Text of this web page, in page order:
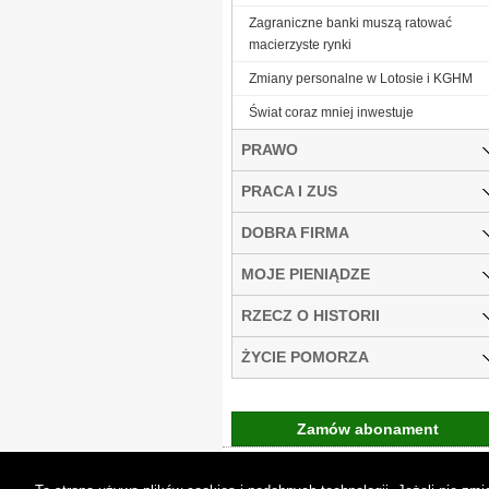
Zagraniczne banki muszą ratować
macierzyste rynki
Zmiany personalne w Lotosie i KGHM
Świat coraz mniej inwestuje
PRAWO
PRACA I ZUS
DOBRA FIRMA
MOJE PIENIĄDZE
RZECZ O HISTORII
ŻYCIE POMORZA
Zamów abonament